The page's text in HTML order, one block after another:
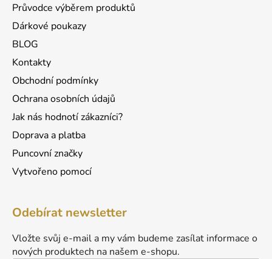
Průvodce výběrem produktů
Dárkové poukazy
BLOG
Kontakty
Obchodní podmínky
Ochrana osobních údajů
Jak nás hodnotí zákazníci?
Doprava a platba
Puncovní značky
Vytvořeno pomocí
Odebírat newsletter
Vložte svůj e-mail a my vám budeme zasílat informace o
nových produktech na našem e-shopu.